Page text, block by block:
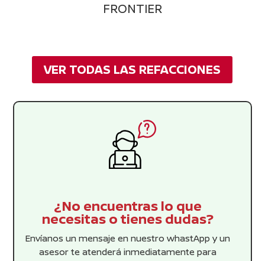
FRONTIER
VER TODAS LAS REFACCIONES
¿No encuentras lo que
necesitas o tienes dudas?
Envíanos un mensaje en nuestro whastApp y un
asesor te atenderá inmediatamente para